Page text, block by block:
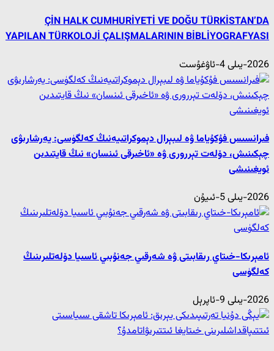
ÇİN HALK CUMHURİYETİ VE DOĞU TÜRKİSTAN’DA
YAPILAN TÜRKOLOJİ ÇALIŞMALARININ BİBLİYOGRAFYASI
2026-يىلى 4-ئاۋغۇست
فىرانسىس فۇكۇياما ۋە لىبېرال دېموكراتىيەنىڭ كەلگۈسى: يەرشارىۋى
چېكىنىش، دۆلەت تېررورى ۋە «ئاخىرقى ئىنسان» نىڭ قايتىدىن
ئويغىنىشى
2026-يىلى 5-ئىيۇن
ئامېرىكا-خىتاي رىقابىتى ۋە شەرقىي جەنۇبىي ئاسىيا دۆلەتلىرىنىڭ
كەلگۈسى
2026-يىلى 9-ئاپرېل